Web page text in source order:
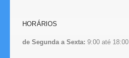
HORÁRIOS
de Segunda a Sexta: 9:00 até 18:00